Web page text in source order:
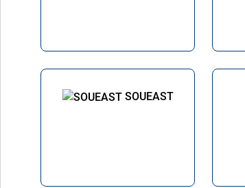
SOUEAST